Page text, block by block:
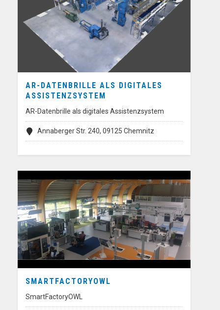
AR-DATENBRILLE ALS DIGITALES
ASSISTENZSYSTEM
AR-Datenbrille als digitales Assistenzsystem
Annaberger Str. 240, 09125 Chemnitz
SMARTFACTORYOWL
SmartFactoryOWL